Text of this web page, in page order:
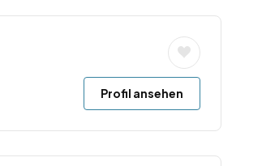
Profil ansehen